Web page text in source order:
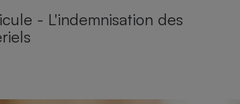
- L'indemnisation des